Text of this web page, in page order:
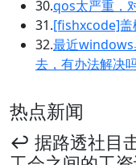
30.qos太严重，
31.[fishxcode]盖
32.最近windows
去，有办法解决
热点新闻
↩️ 据路透社目